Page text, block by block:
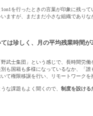
を行ったときの言葉が印象に残っ
ますが、まだまだ小さな組織であり
珍しく、月の平均残業時間が
武士集団」という感じで、長時間労
も国籍も多様になっているなか、「
て権限移譲を行い、リモートワーク
な課題もよく聞くので、 制度を設ける